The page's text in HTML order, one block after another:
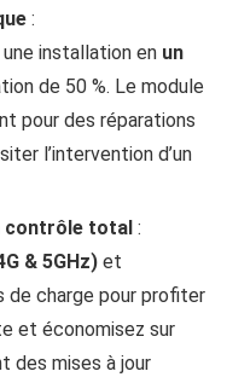
:
installation en un
de 50 %. Le module
pour des réparations
l’intervention d’un
contrôle total :
& 5GHz) et
de charge pour profiter
et économisez sur
des mises à jour